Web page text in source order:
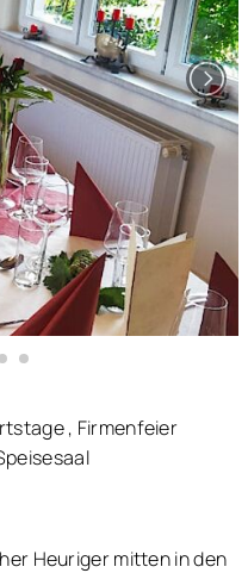
, Firmenfeier